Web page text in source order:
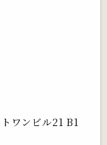
ワンビル21 B1